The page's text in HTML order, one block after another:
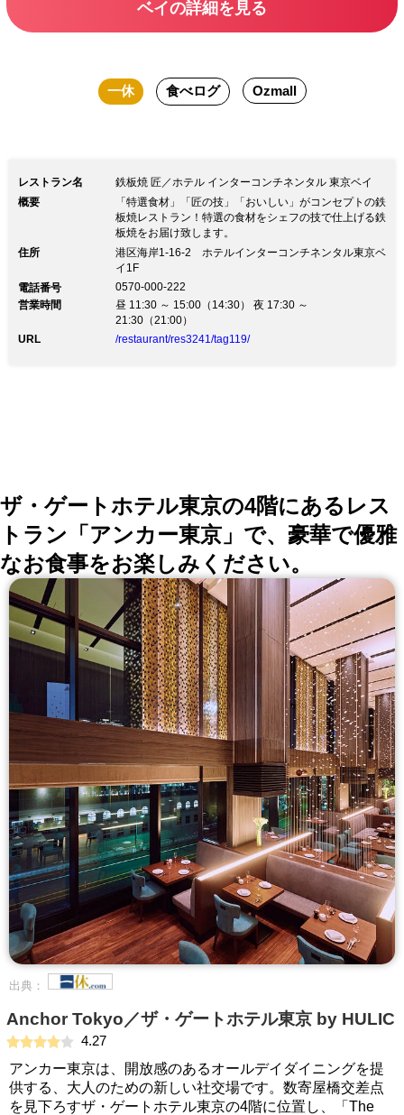
ゴージャスなソファー席にて優雅なクリ
ベイの詳細を見る
一休 食べログ Ozmall
レストラン名
鉄板焼 匠／ホテル インターコンチネンタル 東京ベイ
概要
「特選食材」「匠の技」「おいしい」がコンセプトの鉄
板焼レストラン！特選の食材をシェフの技で仕上げる鉄
板焼をお届け致します。
住所
港区海岸1-16-2 ホテルインターコンチネンタル東京ベ
イ1F
電話番号
0570-000-222
営業時間
昼 11:30 ～ 15:00（14:30） 夜 17:30 ～
21:30（21:00）
URL
/restaurant/res3241/tag119/
ザ・ゲートホテル東京の4階にあるレス
トラン「アンカー東京」で、豪華で優雅
なお食事をお楽しみください。
出典：
Anchor Tokyo／ザ・ゲートホテル東京 by HULIC
4.27
アンカー東京は、開放感のあるオールデイダイニングを提
供する、大人のための新しい社交場です。数寄屋橋交差点
を見下ろすザ・ゲートホテル東京の4階に位置し、「The